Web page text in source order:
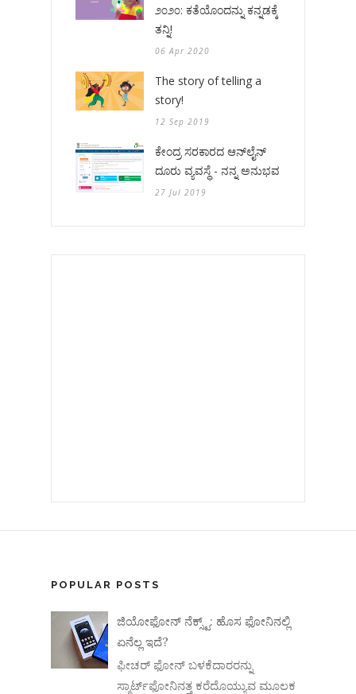
೨೦೨೦: ಕತೆಯೊಂದನ್ನು ಕನ್ನಡಕ್ಕೆ
ತನ್ನಿ!
06 Apr 2020
The story of telling a
story!
12 Sep 2019
ಕೇಂದ್ರ ಸರಕಾರದ ಆನ್‌ಲೈನ್
ದೂರು ವ್ಯವಸ್ಥೆ - ನನ್ನ ಅನುಭವ
27 Jul 2019
POPULAR POSTS
ಜಿಯೋಫೋನ್ ನೆಕ್ಸ್ಟ್: ಹೊಸ ಫೋನಿನಲ್ಲಿ
ಏನೆಲ್ಲ ಇದೆ?
ಫೀಚರ್ ಫೋನ್ ಬಳಕೆದಾರರನ್ನು
ಸ್ಮಾರ್ಟ್‌ಫೋನಿನತ್ತ ಕರೆದೊಯ್ಯುವ ಮೂಲಕ